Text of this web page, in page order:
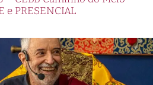
qué Pin Up Casino se ha
favorito de los
de la emoción de los
e PRESENCIAL